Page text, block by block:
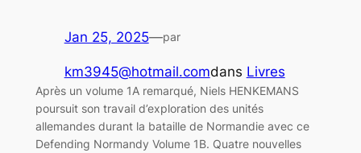
Jan 25, 2025—par
km3945@hotmail.comdans Livres
Après un volume 1A remarqué, Niels HENKEMANS
poursuit son travail d’exploration des unités
allemandes durant la bataille de Normandie avec ce
Defending Normandy Volume 1B. Quatre nouvelles